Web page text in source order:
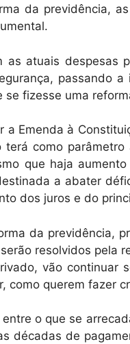
da previdência,
atuais despesas
passando
fizesse uma
a Emenda à
como
que haja
a abater
dos juros e do
da previdência,
resolvidos pela
vão continuar
como querem fazer
o que se
décadas de